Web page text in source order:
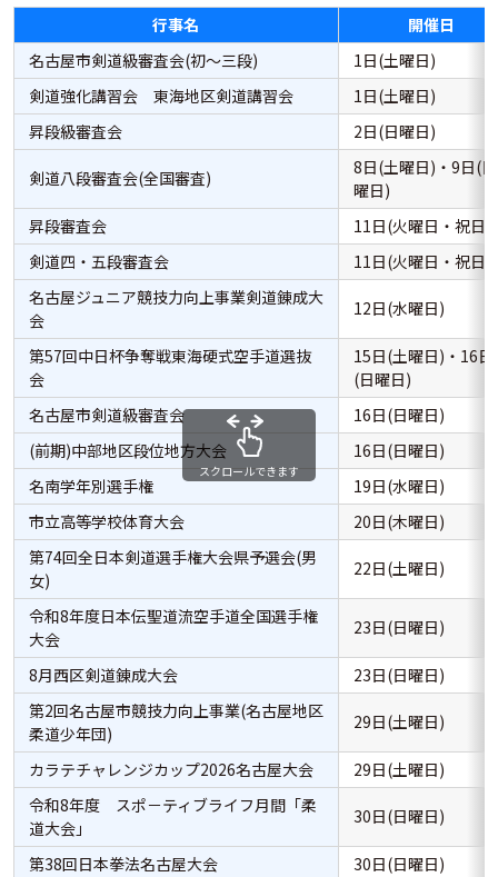
行事名
開催日
名古屋市剣道級審査会(初～三段)
1日(土曜日)
剣道強化講習会 東海地区剣道講習会
1日(土曜日)
昇段級審査会
2日(日曜日)
剣道八段審査会(全国審査)
8日(土曜日)・9日(日
曜日)
昇段審査会
11日(火曜日・祝日)
剣道四・五段審査会
11日(火曜日・祝日)
名古屋ジュニア競技力向上事業剣道錬成大
会
12日(水曜日)
第57回中日杯争奪戦東海硬式空手道選抜
会
15日(土曜日)・16日
(日曜日)
名古屋市剣道級審査会
16日(日曜日)
(前期)中部地区段位地方大会
16日(日曜日)
名南学年別選手権
19日(水曜日)
市立高等学校体育大会
20日(木曜日)
第74回全日本剣道選手権大会県予選会(男
女)
22日(土曜日)
令和8年度日本伝聖道流空手道全国選手権
大会
23日(日曜日)
8月西区剣道錬成大会
23日(日曜日)
第2回名古屋市競技力向上事業(名古屋地区
柔道少年団)
29日(土曜日)
カラテチャレンジカップ2026名古屋大会
29日(土曜日)
令和8年度 スポ－ティブライフ月間「柔
道大会」
30日(日曜日)
第38回日本拳法名古屋大会 30日(日曜日)
スクロールできます